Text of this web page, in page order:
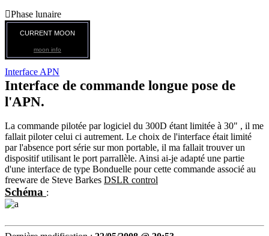
Phase lunaire
CURRENT MOON
moon info
Interface APN
Interface de commande longue pose de
l'APN.
La commande pilotée par logiciel du 300D étant limitée à 30" , il me
fallait piloter celui ci autrement. Le choix de l'interface était limité
par l'absence port série sur mon portable, il ma fallait trouver un
dispositif utilisant le port parrallèle. Ainsi ai-je adapté une partie
d'une interface de type Bonduelle pour cette commande associé au
freeware de Steve Barkes DSLR control
Schéma :